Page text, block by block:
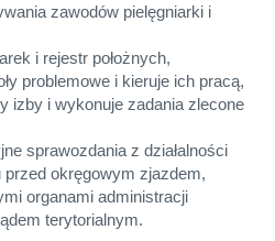
zawodów pielęgniarki i
i rejestr położnych,
problemowe i kieruje ich pracą,
izby i wykonuje zadania zlecone
sprawozdania z działalności
okręgowym zjazdem,
organami administracji
terytorialnym.